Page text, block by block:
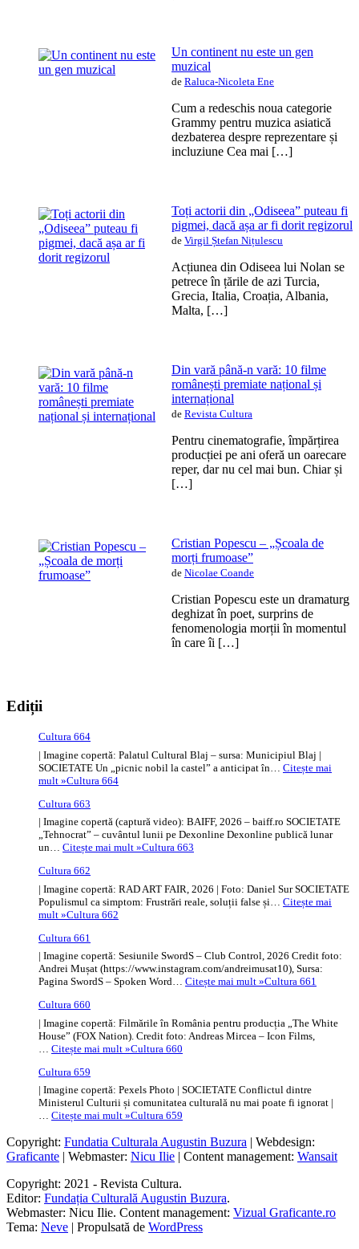
Un continent nu este un gen
muzical
de Raluca-Nicoleta Ene
Cum a redeschis noua categorie
Grammy pentru muzica asiatică
dezbaterea despre reprezentare și
incluziune Cea mai […]
Toți actorii din „Odiseea” puteau fi
pigmei, dacă așa ar fi dorit regizorul
de Virgil Ștefan Nițulescu
Acțiunea din Odiseea lui Nolan se
petrece în țările de azi Turcia,
Grecia, Italia, Croația, Albania,
Malta, […]
Din vară până-n vară: 10 filme
românești premiate național și
internațional
de Revista Cultura
Pentru cinematografie, împărțirea
producției pe ani oferă un oarecare
reper, dar nu cel mai bun. Chiar și
[…]
Cristian Popescu – „Școala de
morți frumoase”
de Nicolae Coande
Cristian Popescu este un dramaturg
deghizat în poet, surprins de
fenomenologia morții în momentul
în care îi […]
Ediții
Cultura 664
| Imagine copertă: Palatul Cultural Blaj – sursa: Municipiul Blaj |
SOCIETATE Un „picnic nobil la castel” a anticipat în… Citește mai
mult »Cultura 664
Cultura 663
| Imagine copertă (captură video): BAIFF, 2026 – baiff.ro SOCIETATE
„Tehnocrat” – cuvântul lunii pe Dexonline Dexonline publică lunar
un… Citește mai mult »Cultura 663
Cultura 662
| Imagine copertă: RAD ART FAIR, 2026 | Foto: Daniel Sur SOCIETATE
Populismul ca simptom: Frustrări reale, soluții false și… Citește mai
mult »Cultura 662
Cultura 661
| Imagine copertă: Sesiunile SwordS – Club Control, 2026 Credit foto:
Andrei Mușat (https://www.instagram.com/andreimusat10), Sursa:
Pagina SwordS – Spoken Word… Citește mai mult »Cultura 661
Cultura 660
| Imagine copertă: Filmările în România pentru producția „The White
House” (FOX Nation). Credit foto: Andreas Mircea – Icon Films,
Citește mai mult »Cultura 660
Cultura 659
| Imagine copertă: Pexels Photo | SOCIETATE Conflictul dintre
Ministerul Culturii și comunitatea culturală nu mai poate fi ignorat |
… Citește mai mult »Cultura 659
Copyright: Fundatia Culturala Augustin Buzura | Webdesign:
Graficante | Webmaster: Nicu Ilie | Content management: Wansait
Copyright: 2021 - Revista Cultura.
Editor: Fundația Culturală Augustin Buzura.
Webmaster: Nicu Ilie. Content management: Vizual Graficante.ro
Tema: Neve | Propulsată de WordPress